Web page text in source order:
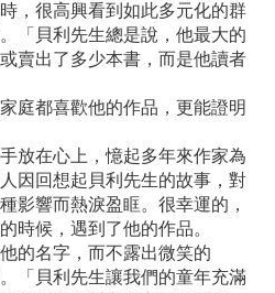
很高興看到如此多元化的群
「貝利先生總是說，他最大的
賣出了多少本書，而是他讀者
都喜歡他的作品，更能證明
在心上，憶起多年來作家為
因回想起貝利先生的故事，對
影響而熱淚盈眶。很幸運的，
時候，遇到了他的作品。
名字，而不露出微笑的
「貝利先生讓我們的童年充滿